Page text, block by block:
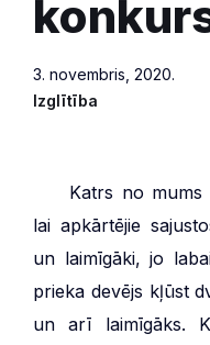
3. novembris, 2020.
Izglītība
Katrs no
lai apkārtējie
un laimīgāki, jo
prieka devējs kļūst
un arī laimīgāks.